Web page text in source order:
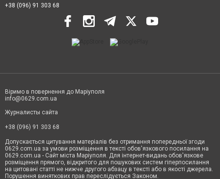
+38 (096) 91 303 68
Віримо в повернення до Маріуполя
info@0629.com.ua
Журналисты сайта
+38 (096) 91 303 68
Допускається цитування матеріалів без отримання попередньої згоди
0629.com.ua за умови розміщення в тексті обов'язкового посилання на
0629.com.ua - Сайт міста Маріуполя. Для інтернет-видань обов'язкове
розміщення прямого, відкритого для пошукових систем гіперпосилання
на цитовані статті не нижче другого абзацу в тексті або в якості джерела.
Порушення виняткових прав переслідується Законом.